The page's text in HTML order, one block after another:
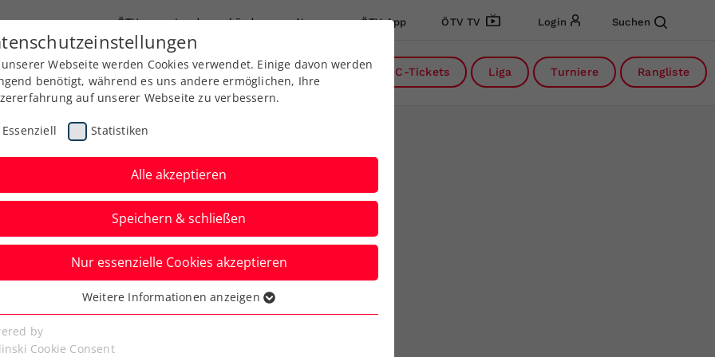
ÖTV Landesverbände News ÖTV App ÖTV TV Login Suchen
Ausbildung Services Über uns DC-Tickets Liga Turniere Rangliste
Alicante: Novak
Finaleinzug
Webseite werden Cookies verwendet. Einige davon werden
benötigt, während es uns andere ermöglichen, Ihre
auf unserer Webseite zu verbessern.
Essenziell Statistiken
Alle akzeptieren
Speichern & schließen
Nur essenzielle Cookies akzeptieren
Cookies werden für grundlegende Funktionen der
benötigt. Dadurch ist gewährleistet, dass die Webseite
Weitere Informationen anzeigen
by
Cookie Consent